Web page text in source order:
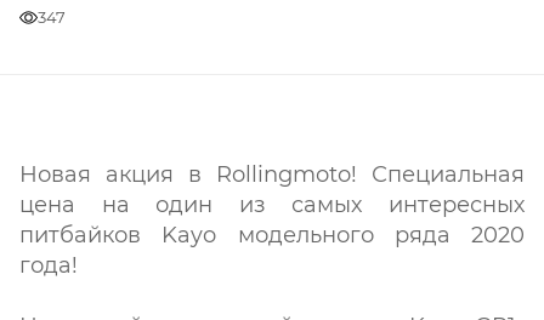
347
Новая акция в Rollingmoto! Специальная
цена на один из самых интересных
питбайков Kayo модельного ряда 2020
года!